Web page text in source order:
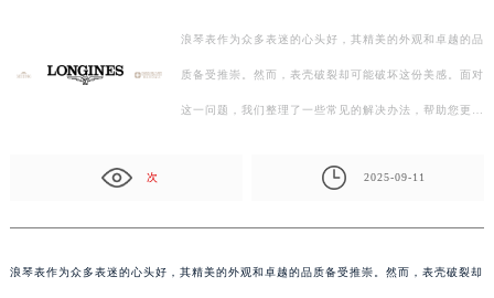
浪琴表作为众多表迷的心头好，其精美的外观和卓越的品
质备受推崇。然而，表壳破裂却可能破坏这份美感。面对
这一问题，我们整理了一些常见的解决办法，帮助您更
次 2025-09-11
浪琴表作为众多表迷的心头好，其精美的外观和卓越的品质备受推崇。然而，表壳破裂却